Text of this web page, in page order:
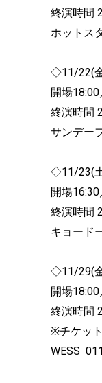
終演時間
ホットス
◇11/22(
開場
終演時間
サンデー
◇11/23(
開場
終演時間
キョード
◇11/29(
開場
終演時間
※チケッ
WESS